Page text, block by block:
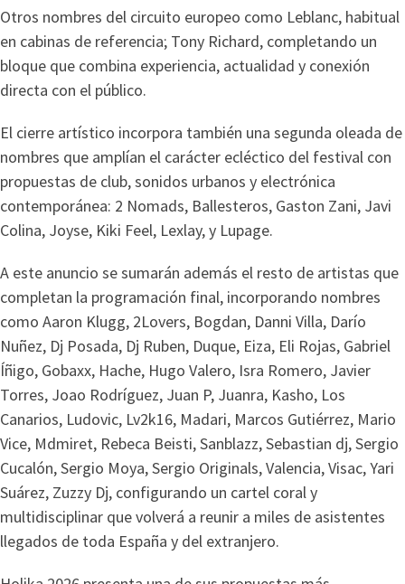
Otros nombres del circuito europeo como Leblanc, habitual
en cabinas de referencia; Tony Richard, completando un
bloque que combina experiencia, actualidad y conexión
directa con el público.
El cierre artístico incorpora también una segunda oleada de
nombres que amplían el carácter ecléctico del festival con
propuestas de club, sonidos urbanos y electrónica
contemporánea: 2 Nomads, Ballesteros, Gaston Zani, Javi
Colina, Joyse, Kiki Feel, Lexlay, y Lupage.
A este anuncio se sumarán además el resto de artistas que
completan la programación final, incorporando nombres
como Aaron Klugg, 2Lovers, Bogdan, Danni Villa, Darío
Nuñez, Dj Posada, Dj Ruben, Duque, Eiza, Eli Rojas, Gabriel
Íñigo, Gobaxx, Hache, Hugo Valero, Isra Romero, Javier
Torres, Joao Rodríguez, Juan P, Juanra, Kasho, Los
Canarios, Ludovic, Lv2k16, Madari, Marcos Gutiérrez, Mario
Vice, Mdmiret, Rebeca Beisti, Sanblazz, Sebastian dj, Sergio
Cucalón, Sergio Moya, Sergio Originals, Valencia, Visac, Yari
Suárez, Zuzzy Dj, configurando un cartel coral y
multidisciplinar que volverá a reunir a miles de asistentes
llegados de toda España y del extranjero.